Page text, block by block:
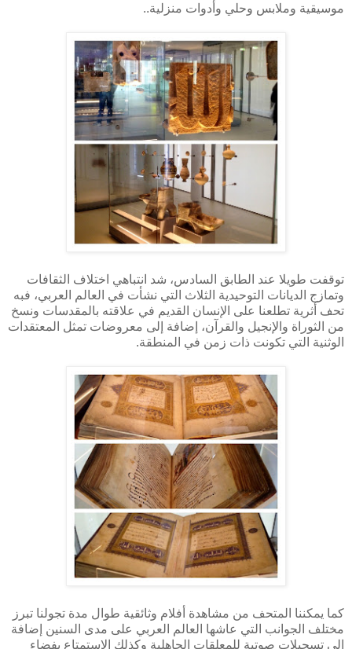
موسيقية وملابس وحلي وأدوات منزلية..
توقفت طويلا عند الطابق السادس، شد انتباهي اختلاف الثقافات
وتمازج الديانات التوحيدية الثلاث التي نشأت في العالم العربي، فبه
تحف أثرية تطلعنا على الإنسان القديم في علاقته بالمقدسات ونسخ
من الثوراة والإنجيل والقرآن، إضافة إلى معروضات تمثل المعتقدات
الوثنية التي تكونت ذات زمن في المنطقة.
كما يمكننا المتحف من مشاهدة أفلام وثائقية طوال مدة تجولنا تبرز
مختلف الجوانب التي عاشها العالم العربي على مدى السنين إضافة
إلى تسجيلات صوتية للمعلقات الجاهلية وكذلك الاستمتاع بفضاء